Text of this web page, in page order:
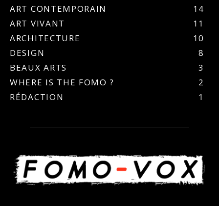
ART CONTEMPORAIN
14
ART VIVANT
11
ARCHITECTURE
10
DESIGN
8
BEAUX ARTS
3
WHERE IS THE FOMO ?
2
RÉDACTION
1